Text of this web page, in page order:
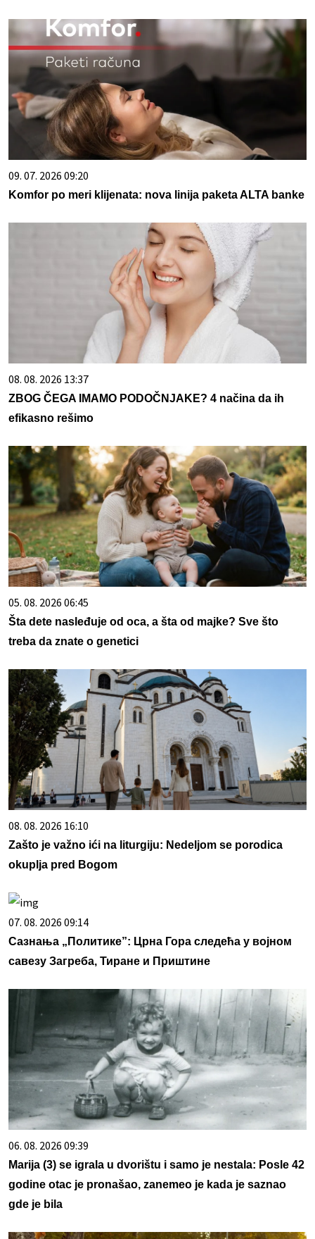
09. 07. 2026 09:20
Komfor po meri klijenata: nova linija paketa ALTA banke
08. 08. 2026 13:37
ZBOG ČEGA IMAMO PODOČNJAKE? 4 načina da ih
efikasno rešimo
05. 08. 2026 06:45
Šta dete nasleđuje od oca, a šta od majke? Sve što
treba da znate o genetici
08. 08. 2026 16:10
Zašto je važno ići na liturgiju: Nedeljom se porodica
okuplja pred Bogom
07. 08. 2026 09:14
Сазнања „Политике”: Црна Гора следећа у војном
савезу Загреба, Тиране и Приштине
06. 08. 2026 09:39
Marija (3) se igrala u dvorištu i samo je nestala: Posle 42
godine otac je pronašao, zanemeo je kada je saznao
gde je bila